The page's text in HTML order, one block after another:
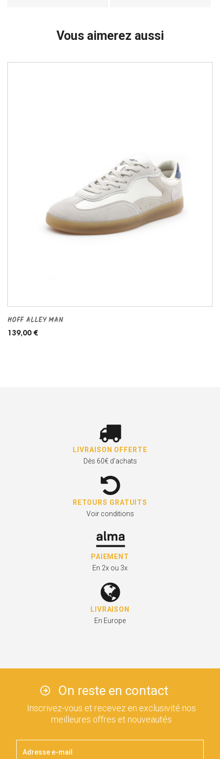
Vous aimerez aussi
HOFF ALLEY MAN
139,00 €
LIVRAISON OFFERTE
Dès 60€ d'achats
RETOURS GRATUITS
Voir conditions
PAIEMENT
En 2x ou 3x
LIVRAISON
En Europe
On reste en contact
Inscrivez-vous et recevez en exclusivité nos
meilleures offres et nouveautés